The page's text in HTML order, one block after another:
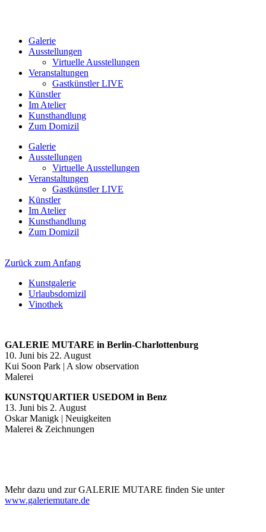
Galerie
Ausstellungen
Virtuelle Ausstellungen
Veranstaltungen
Gastkünstler LIVE
Künstler
Im Atelier
Kunsthandlung
Zum Domizil
Galerie
Ausstellungen
Virtuelle Ausstellungen
Veranstaltungen
Gastkünstler LIVE
Künstler
Im Atelier
Kunsthandlung
Zum Domizil
Zurück zum Anfang
Kunstgalerie
Urlaubsdomizil
Vinothek
GALERIE MUTARE in Berlin-Charlottenburg
10. Juni bis 22. August
Kui Soon Park | A slow observation
Malerei
KUNSTQUARTIER USEDOM in Benz
13. Juni bis 2. August
Oskar Manigk | Neuigkeiten
Malerei & Zeichnungen
Mehr dazu und zur GALERIE MUTARE finden Sie unter
www.galeriemutare.de